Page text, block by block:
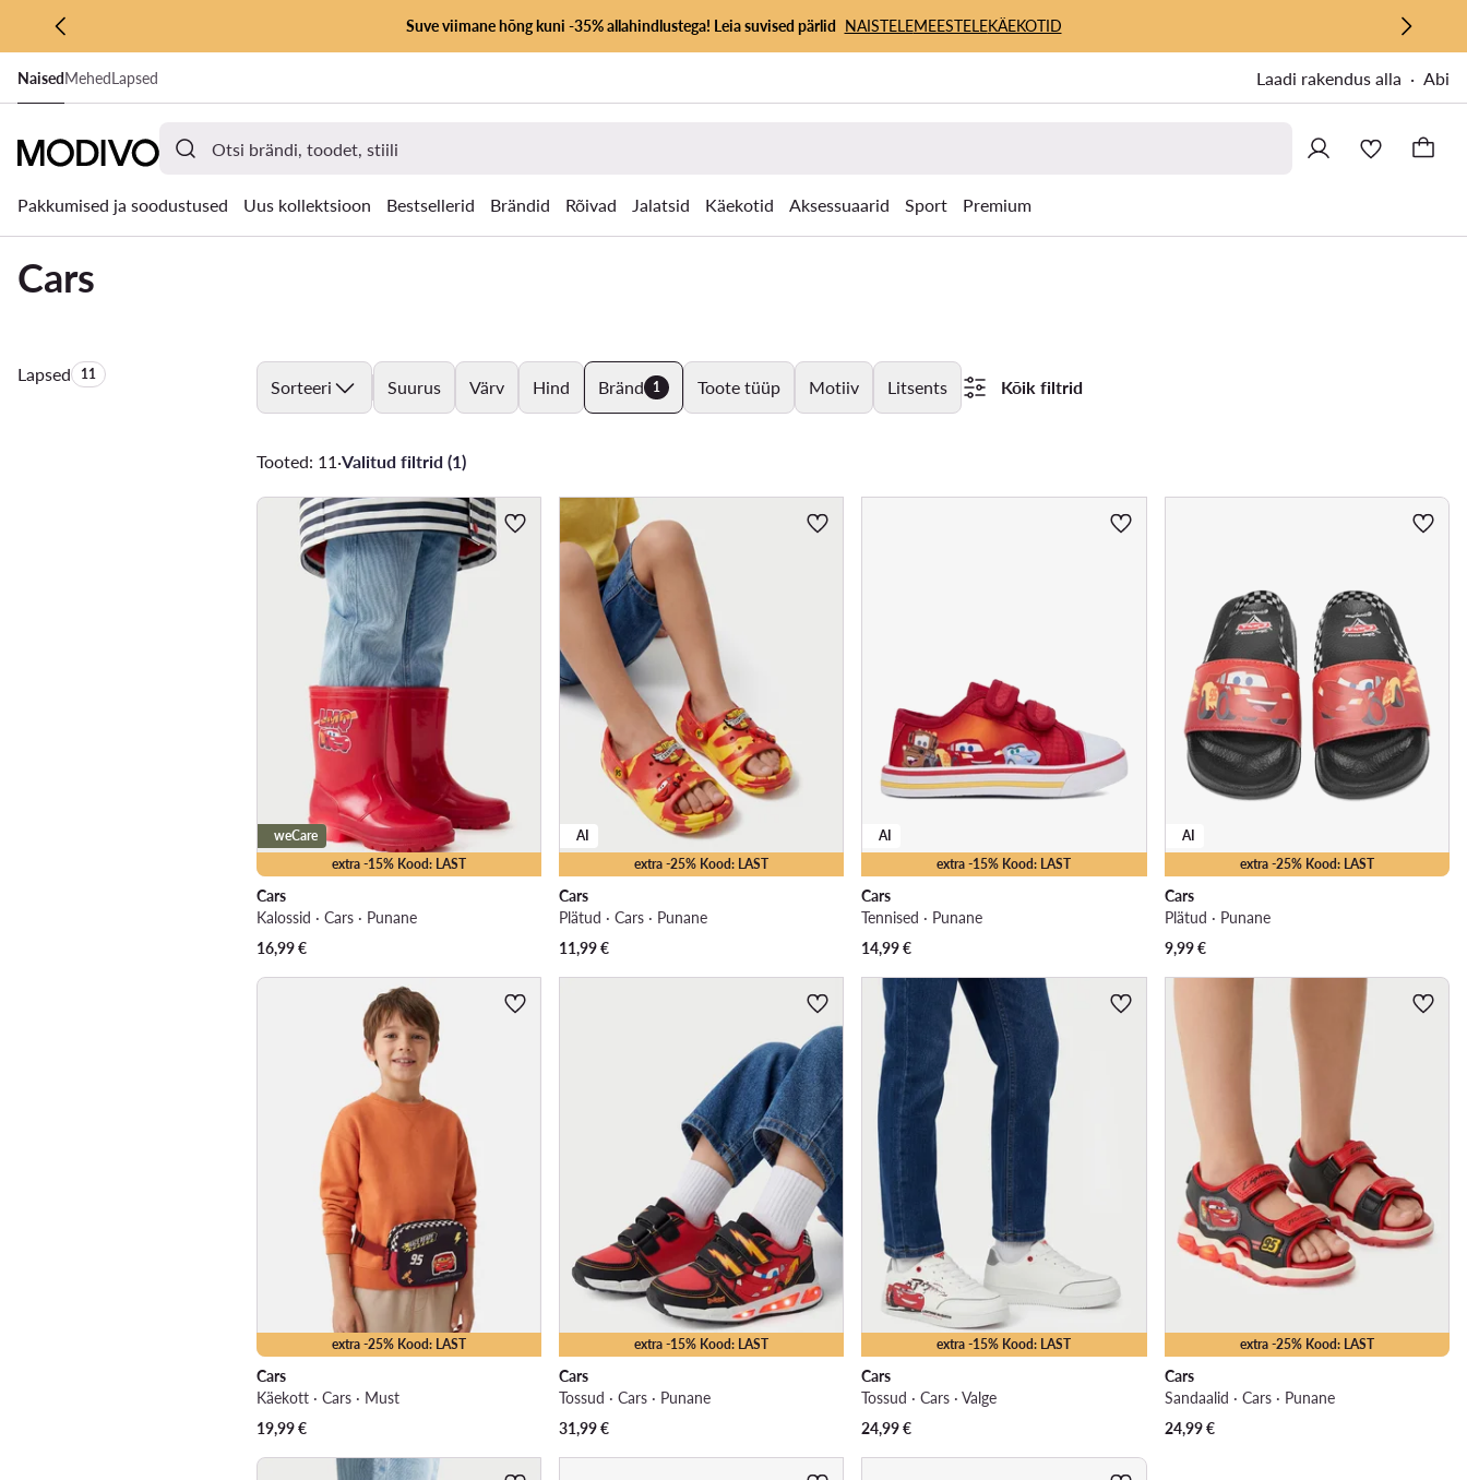
LIIGU PÕHISISU JUURDE
MINE OTSINGUSSE
Suve viimane hõng kuni -35% allahindlustega! Leia suvised pärlid NAISTELEMEESTELEKÄEKOTID
NaisedMehedLapsed Laadi rakendus alla Abi
Pakkumised ja soodustused Uus kollektsioon Bestsellerid Brändid Rõivad Jalatsid Käekotid Aksessuaarid Sport Premium
Cars
LapsedToodete arv:
11
Sorteeri Suurus Värv Hind Bränd 1 Toote tüüp Motiiv Litsents Kõik filtrid
Tooted: 11 ·Valitud filtrid (1)
extra -15% Kood: LAST
weCare
Cars
Kalossid · Cars · Punane
16,99€
extra -25% Kood: LAST
AI
Cars
Plätud · Cars · Punane
11,99€
extra -15% Kood: LAST
AI
Cars
Tennised · Punane
14,99€
extra -25% Kood: LAST
AI
Cars
Plätud · Punane
9,99€
extra -25% Kood: LAST
Cars
Käekott · Cars · Must
19,99€
extra -15% Kood: LAST
Cars
Tossud · Cars · Punane
31,99€
extra -15% Kood: LAST
Cars
Tossud · Cars · Valge
24,99€
extra -25% Kood: LAST
Cars
Sandaalid · Cars · Punane
24,99€